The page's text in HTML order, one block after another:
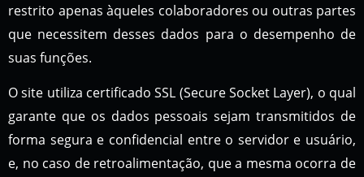
restrito apenas àqueles colaboradores ou outras partes
que necessitem desses dados para o desempenho de
suas funções.
O site utiliza certificado SSL (Secure Socket Layer), o qual
garante que os dados pessoais sejam transmitidos de
forma segura e confidencial entre o servidor e usuário,
e, no caso de retroalimentação, que a mesma ocorra de